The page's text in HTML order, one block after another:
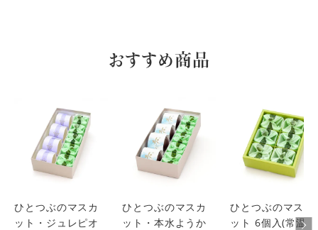
おすすめ商品
ひとつぶのマスカ
ット・ジュレピオ
ひとつぶのマスカ
ット・本水ようか
ひとつぶのマスカ
ット 6個入(常温